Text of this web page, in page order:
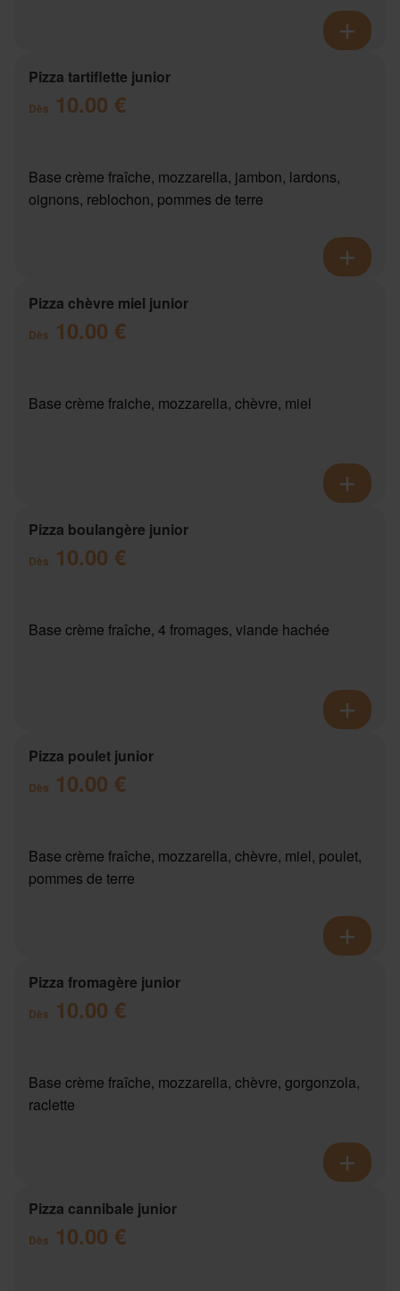
Pizza tartiflette junior
Dès 10.00 €
Base crème fraîche, mozzarella, jambon, lardons,
oignons, reblochon, pommes de terre
Pizza chèvre miel junior
Dès 10.00 €
Base crème fraiche, mozzarella, chèvre, miel
Pizza boulangère junior
Dès 10.00 €
Base crème fraîche, 4 fromages, viande hachée
Pizza poulet junior
Dès 10.00 €
Base crème fraîche, mozzarella, chèvre, miel, poulet,
pommes de terre
Pizza fromagère junior
Dès 10.00 €
Base crème fraîche, mozzarella, chèvre, gorgonzola,
raclette
Pizza cannibale junior
Dès 10.00 €